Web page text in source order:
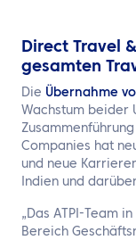
Direct Travel
gesamten
Die Übernahme
Wachstum beider
Companies hat
und neue
Indien und
„Das ATPI-Team
Bereich